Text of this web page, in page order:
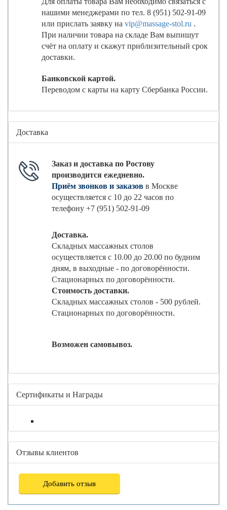
нашими менеджерами по тел. 8 (951) 502-91-09
или прислать заявку на vip@massage-stol.ru .
При наличии товара на складе Вам выпишут
счёт на оплату и скажут приблизительный срок
доставки.
Банковской картой.
Переводом с карты на карту Сбербанка России.
Доставка
Заказ и доставка по Ростову
производится ежедневно.
Приём звонков и заказов в Москве
осуществляется с 10 до 22 часов по
телефону +7 (951) 502-91-09
Доставка.
Складных массажных столов
осуществляется с 10.00 до 20.00 по будним
дням, в выходные - по договорённости.
Стационарных по договорённости.
Стоимость доставки.
Складных массажных столов - 500 рублей.
Стационарных по договорённости.
Возможен самовывоз.
Сертификаты и Награды
Отзывы клиентов
Добавить отзыв